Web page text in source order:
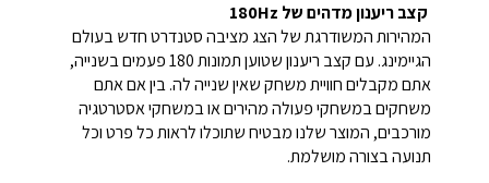
קצב ריענון מדהים של 180Hz
המהירות המשודרגת של הצג מציבה סטנדרט חדש בעולם
הגיימינג. עם קצב ריענון שטוען תמונות 180 פעמים בשנייה,
אתם מקבלים חוויית משחק שאין שנייה לה. בין אם אתם
משחקים במשחקי פעולה מהירים או במשחקי אסטרטגיה
מורכבים, המוצר שלנו מבטיח שתוכלו לראות כל פרט וכל
תנועה בצורה מושלמת.